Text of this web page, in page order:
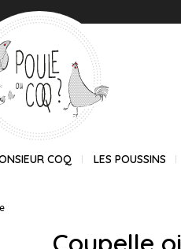
COQ LES POUSSINS
Coupelle